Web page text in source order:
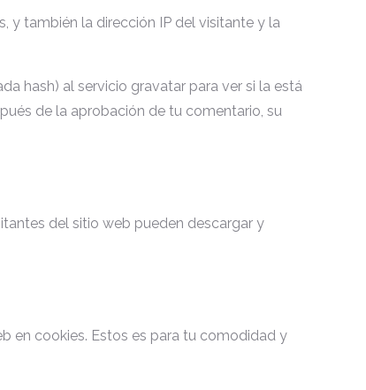
y también la dirección IP del visitante y la
hash) al servicio gravatar para ver si la está
de la aprobación de tu comentario, su
del sitio web pueden descargar y
en cookies. Estos es para tu comodidad y